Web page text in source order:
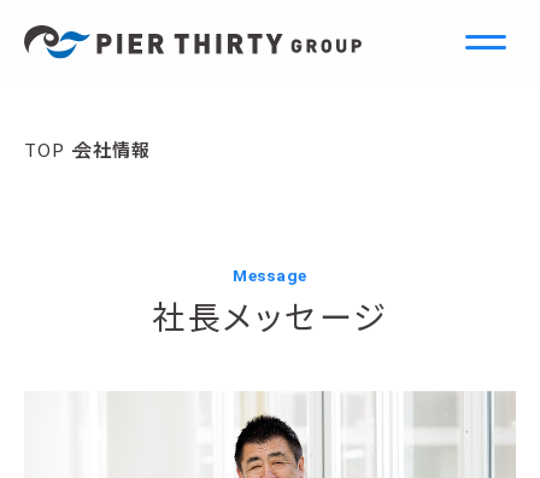
TOP 会社情報
Message
社長メッセージ